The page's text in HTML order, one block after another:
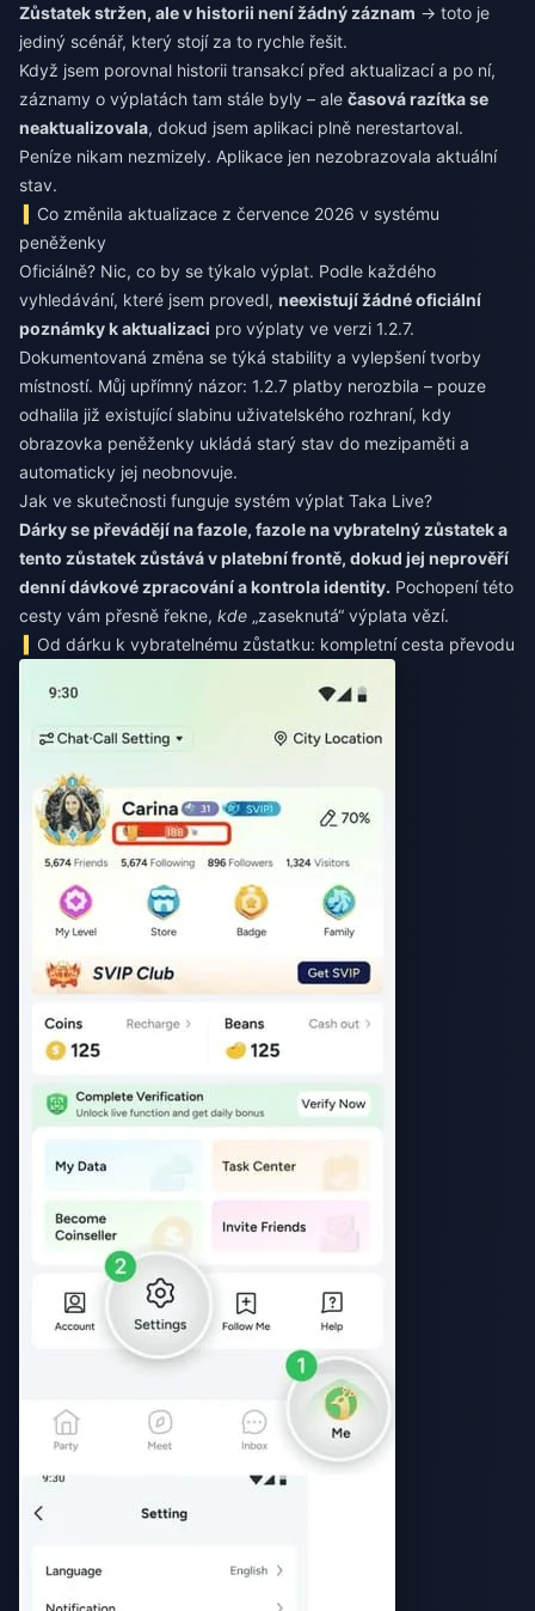
Zůstatek stržen, ale v historii není žádný záznam → toto je
jediný scénář, který stojí za to rychle řešit.
Když jsem porovnal historii transakcí před aktualizací a po ní,
záznamy o výplatách tam stále byly – ale časová razítka se
neaktualizovala, dokud jsem aplikaci plně nerestartoval.
Peníze nikam nezmizely. Aplikace jen nezobrazovala aktuální
stav.
Co změnila aktualizace z července 2026 v systému
peněženky
Oficiálně? Nic, co by se týkalo výplat. Podle každého
vyhledávání, které jsem provedl, neexistují žádné oficiální
poznámky k aktualizaci pro výplaty ve verzi 1.2.7.
Dokumentovaná změna se týká stability a vylepšení tvorby
místností. Můj upřímný názor: 1.2.7 platby nerozbila – pouze
odhalila již existující slabinu uživatelského rozhraní, kdy
obrazovka peněženky ukládá starý stav do mezipaměti a
automaticky jej neobnovuje.
Jak ve skutečnosti funguje systém výplat Taka Live?
Dárky se převádějí na fazole, fazole na vybratelný zůstatek a
tento zůstatek zůstává v platební frontě, dokud jej neprověří
denní dávkové zpracování a kontrola identity. Pochopení této
cesty vám přesně řekne, kde „zaseknutá“ výplata vězí.
Od dárku k vybratelnému zůstatku: kompletní cesta převodu